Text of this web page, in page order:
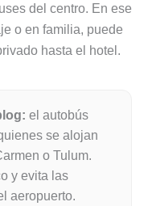
del centro. En ese
o en familia, puede
hasta el hotel.
el autobús
se alojan
o Tulum.
y evita las
aeropuerto.